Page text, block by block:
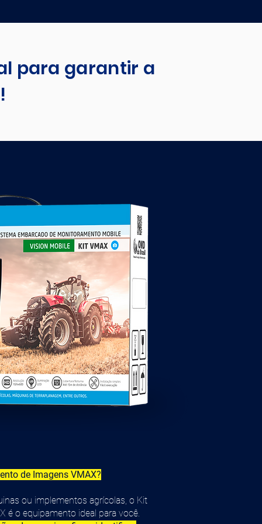
para garantir a
de Imagens VMAX?
ou implementos agrícolas, o Kit
é o equipamento ideal para você.